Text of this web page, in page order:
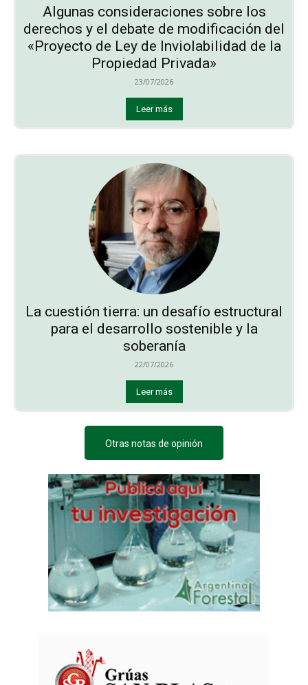
Algunas consideraciones sobre los
derechos y el debate de modificación del
«Proyecto de Ley de Inviolabilidad de la
Propiedad Privada»
23/07/2026
Leer más
La cuestión tierra: un desafío estructural
para el desarrollo sostenible y la
soberanía
22/07/2026
Leer más
Otras notas de opinión